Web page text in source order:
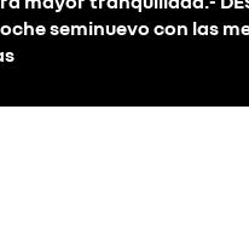
seminuevo con las